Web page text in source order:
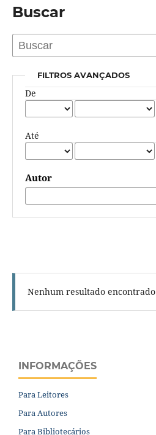
Buscar
FILTROS AVANÇADOS
De
Até
Autor
Nenhum resultado encontrado
INFORMAÇÕES
Para Leitores
Para Autores
Para Bibliotecários